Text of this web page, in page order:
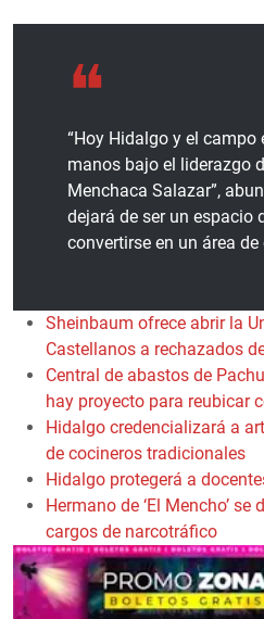
“Hoy Hidalgo y el campo
manos bajo el liderazgo
Menchaca Salazar”,
dejará de ser un espacio
convertirse en un área
Sheinbaum ofrece abrir la
Castellanos a rechazados
Central de abastos de
hay proyecto para reubicar
Hidalgo credencializará a
de cocineros tradicionales
Hidalgo protegerá a
Hermano de ‘El Mencho’
cargos de narcotráfico